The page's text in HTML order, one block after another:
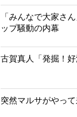
「みんなで大家さ
ップ騒動の内幕
古賀真人「発掘！好
突然マルサがやって